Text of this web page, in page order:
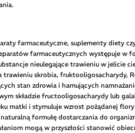
farmaceutyczne, suplementy diety
farmaceutycznych występuje w
nieulegające trawieniu w jelicie
trawieniu skrobia, fruktooligosacharydy,
stan zdrowia i hamujących
składzie fructooligosacharydy lub
matki i stymuluje wzrost pożądanej
formułę dostarczania do
mogą w przyszłości stanowić